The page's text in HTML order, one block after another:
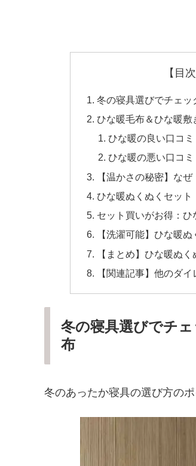
【目
冬の寝具選びでチェ
ひな暖毛布＆ひな暖敷
ひな暖の良い口コミ
ひな暖の悪い口コミ
【温かさの秘密】な
ひな暖ぬくぬくセッ
セット買いがお得：
【洗濯可能】ひな暖
【まとめ】ひな暖ぬ
【関連記事】他のダ
冬の寝具選びでチ
布
冬のあったか寝具の選び方の